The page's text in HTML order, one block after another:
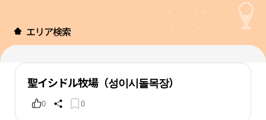
エリア検索
聖イシドル牧場（성이시돌목장）
0 0